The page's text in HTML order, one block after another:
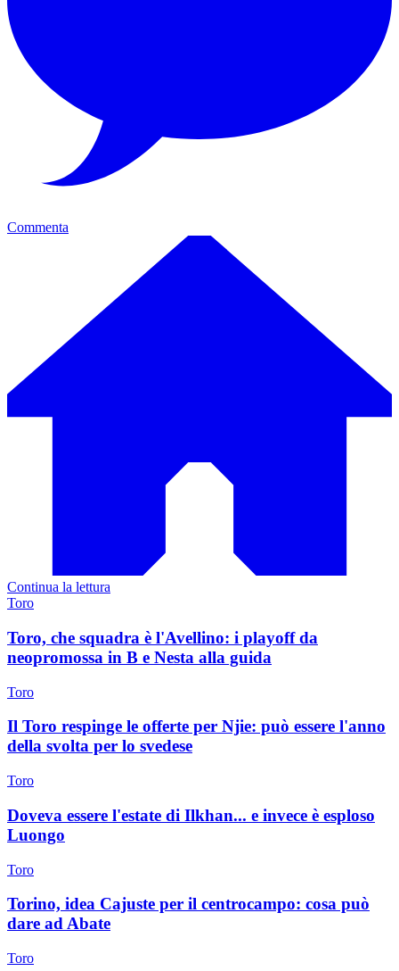
Commenta
Continua la lettura
Toro
Toro, che squadra è l'Avellino: i playoff da
neopromossa in B e Nesta alla guida
Toro
Il Toro respinge le offerte per Njie: può essere l'anno
della svolta per lo svedese
Toro
Doveva essere l'estate di Ilkhan... e invece è esploso
Luongo
Toro
Torino, idea Cajuste per il centrocampo: cosa può
dare ad Abate
Toro